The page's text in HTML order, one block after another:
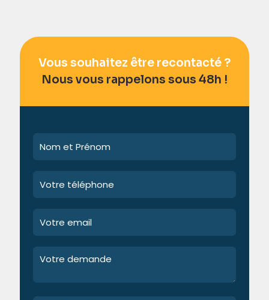
Vous souhaitez être recontacté ?
Nous vous rappelons sous 48h !